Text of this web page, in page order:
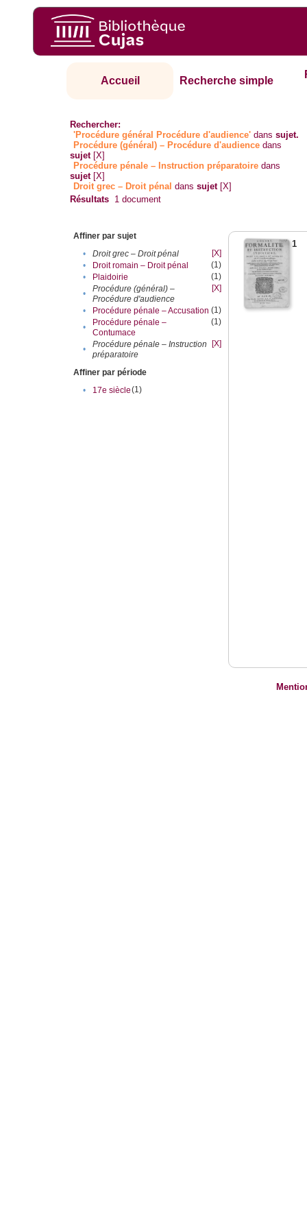
Accueil Recherche simple
Rechercher:
'Procédure général Procédure d'audience' danssujet.
Procédure (général) – Procédure d'audience dans
sujet [X]
Procédure pénale – Instruction préparatoire dans
sujet [X]
Droit grec – Droit pénal danssujet [X]
Résultats 1 document
Affiner par sujet
•
Droit grec – Droit pénal
[X]
•
Droit romain – Droit pénal
(1)
•
Plaidoirie
(1)
•
Procédure (général) –
Procédure d'audience
[X]
• Procédure pénale – Accusation (1)
•
Procédure pénale –
Contumace
(1)
•
Procédure pénale – Instruction
préparatoire
[X]
Affiner par période
•
17e siècle(1)
1